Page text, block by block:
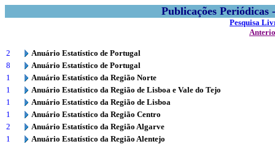
Publicações
Pesquisa
2
Anuário Estatístico de Portugal
8
Anuário Estatístico de Portugal
1
Anuário Estatístico da Região Norte
1
Anuário Estatístico da Região de Lisboa e Vale do Tejo
1
Anuário Estatístico da Região de Lisboa
1
Anuário Estatístico da Região Centro
2
Anuário Estatístico da Região Algarve
1
Anuário Estatístico da Região Alentejo